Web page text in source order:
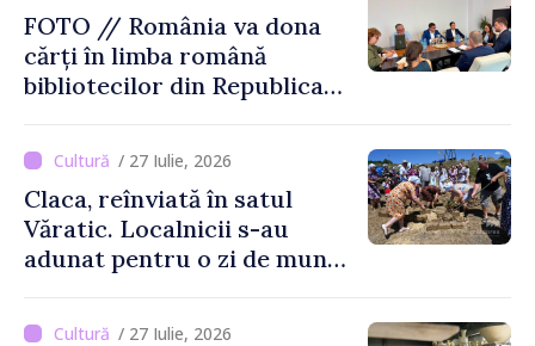
FOTO // România va dona
cărți în limba română
bibliotecilor din Republica
/ 27 Iulie, 2026
Claca, reînviată în satul
Văratic. Localnicii s-au
adunat pentru o zi de muncă
/ 27 Iulie, 2026